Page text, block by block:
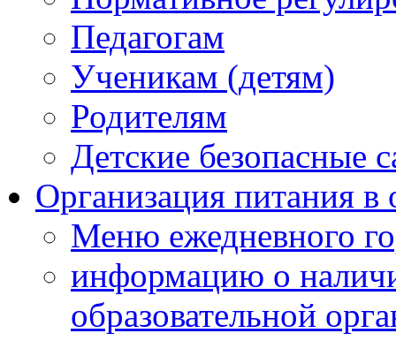
Педагогам
Ученикам (детям)
Родителям
Детские безопасные
Организация питания в
Меню ежедневного
информацию о
образовательной